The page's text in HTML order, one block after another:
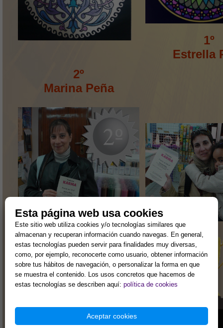
1º
Estrella
2º
Marina Peña
Esta página web usa cookies
Este sitio web utiliza cookies y/o tecnologías similares que
almacenan y recuperan información cuando navegas. En general,
estas tecnologías pueden servir para finalidades muy diversas,
como, por ejemplo, reconocerte como usuario, obtener información
sobre tus hábitos de navegación, o personalizar la forma en que
se muestra el contenido. Los usos concretos que hacemos de
estas tecnologías se describen aquí: política de cookies
Aceptar cookies